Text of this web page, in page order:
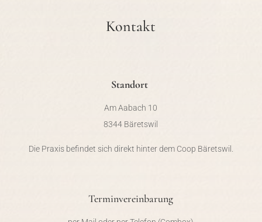
Kontakt
Standort
Am Aabach 10
8344 Bäretswil
Die Praxis befindet sich direkt hinter dem Coop Bäretswil.
Terminvereinbarung